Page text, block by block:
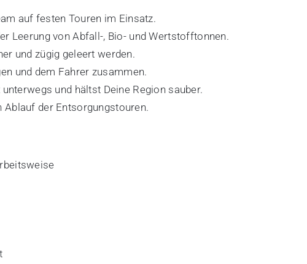
auf festen Touren im Einsatz.
Leerung von Abfall-, Bio- und Wertstofftonnen.
und zügig geleert werden.
und dem Fahrer zusammen.
und hältst Deine Region sauber.
der Entsorgungstouren.